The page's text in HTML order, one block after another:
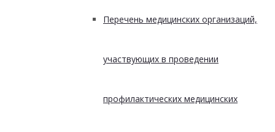
Перечень медицинских организаций,
участвующих в проведении
профилактических медицинских